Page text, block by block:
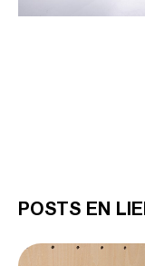
POSTS EN